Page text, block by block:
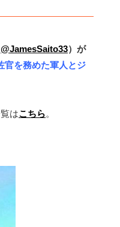
@JamesSaito33）が
官を務めた軍人とジ
はこちら。